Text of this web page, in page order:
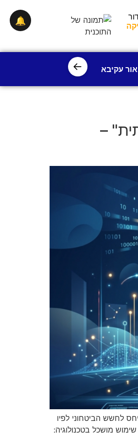
חופשית
אור עקיבא פרדס חנה
←
–
לחשש הביטחוני לפיו
מושכל בטכנולוגיה:
🔔